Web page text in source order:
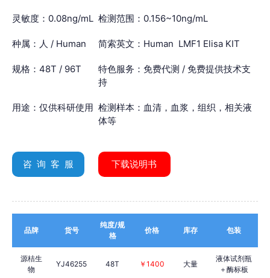
灵敏度：0.08ng/mL 检测范围：0.156~10ng/mL
种属：人 / Human 简索英文：Human LMF1 Elisa KIT
规格：48T / 96T
特色服务：免费代测 / 免费提供技术支
持
用途：仅供科研使用 检测样本：血清，血浆，组织，相关液
体等
咨 询 客 服 下载说明书
品牌 货号
纯度/规
格
价格 库存 包装
源桔生
物
YJ46255 48T ￥1400 大量
液体试剂瓶
＋酶标板